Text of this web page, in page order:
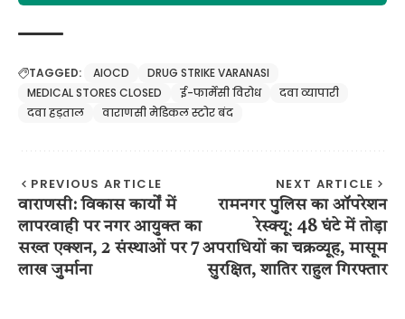
TAGGED: AIOCD
DRUG STRIKE VARANASI
MEDICAL STORES CLOSED
ई-फार्मेसी विरोध
दवा व्यापारी
दवा हड़ताल
वाराणसी मेडिकल स्टोर बंद
PREVIOUS ARTICLE
वाराणसी: विकास कार्यों में
लापरवाही पर नगर आयुक्त का
सख्त एक्शन, 2 संस्थाओं पर 7
लाख जुर्माना
NEXT ARTICLE
रामनगर पुलिस का ऑपरेशन
रेस्क्यू: 48 घंटे में तोड़ा
अपराधियों का चक्रव्यूह, मासूम
सुरक्षित, शातिर राहुल गिरफ्तार